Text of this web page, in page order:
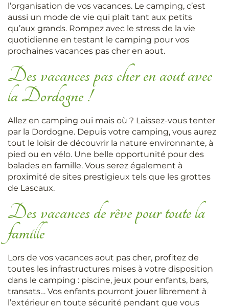
l’organisation de vos vacances. Le camping, c’est
aussi un mode de vie qui plait tant aux petits
qu’aux grands. Rompez avec le stress de la vie
quotidienne en testant le camping pour vos
prochaines vacances pas cher en aout.
Des vacances pas cher en aout avec
la Dordogne !
Allez en camping oui mais où ? Laissez-vous tenter
par la Dordogne. Depuis votre camping, vous aurez
tout le loisir de découvrir la nature environnante, à
pied ou en vélo. Une belle opportunité pour des
balades en famille. Vous serez également à
proximité de sites prestigieux tels que les grottes
de Lascaux.
Des vacances de rêve pour toute la
famille
Lors de vos vacances aout pas cher, profitez de
toutes les infrastructures mises à votre disposition
dans le camping : piscine, jeux pour enfants, bars,
transats… Vos enfants pourront jouer librement à
l’extérieur en toute sécurité pendant que vous